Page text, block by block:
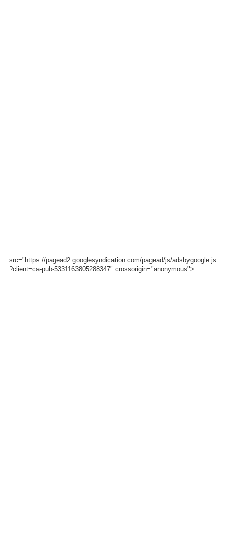
src="https://pagead2.googlesyndication.com/pagead/js/adsbygoogle.js
?client=ca-pub-5331163805288347" crossorigin="anonymous">